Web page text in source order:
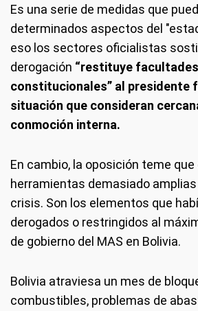
Es una serie de medidas que
determinados aspectos del
eso los sectores oficialistas
derogación “restituye facultades
constitucionales” al presidente
situación que consideran
conmoción interna.
En cambio, la oposición teme
herramientas demasiado amplias
crisis. Son los elementos que
derogados o restringidos al
de gobierno del MAS en Bolivia.
Bolivia atraviesa un mes de
combustibles, problemas de